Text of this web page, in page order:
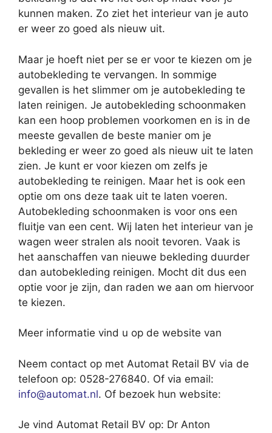
kunnen maken. Zo ziet het interieur van je auto
er weer zo goed als nieuw uit.
Maar je hoeft niet per se er voor te kiezen om je
autobekleding te vervangen. In sommige
gevallen is het slimmer om je autobekleding te
laten reinigen. Je autobekleding schoonmaken
kan een hoop problemen voorkomen en is in de
meeste gevallen de beste manier om je
bekleding er weer zo goed als nieuw uit te laten
zien. Je kunt er voor kiezen om zelfs je
autobekleding te reinigen. Maar het is ook een
optie om ons deze taak uit te laten voeren.
Autobekleding schoonmaken is voor ons een
fluitje van een cent. Wij laten het interieur van je
wagen weer stralen als nooit tevoren. Vaak is
het aanschaffen van nieuwe bekleding duurder
dan autobekleding reinigen. Mocht dit dus een
optie voor je zijn, dan raden we aan om hiervoor
te kiezen.
Meer informatie vind u op de website van
Neem contact op met Automat Retail BV via de
telefoon op: 0528-276840. Of via email:
info@automat.nl. Of bezoek hun website:
Je vind Automat Retail BV op: Dr Anton